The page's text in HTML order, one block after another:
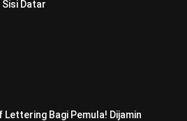
Sisi Datar
Lettering Bagi Pemula! Dijamin